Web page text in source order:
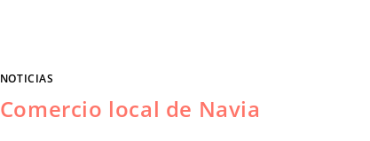
NOTICIAS
Comercio local de Navia